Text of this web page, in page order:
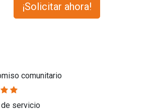
¡Solicitar ahora!
comunitario
servicio